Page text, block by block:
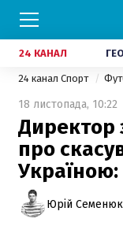
24 КАНАЛ
24 канал Спорт
18 листопада, 10:22
Директор
про
Юрій Семенюк